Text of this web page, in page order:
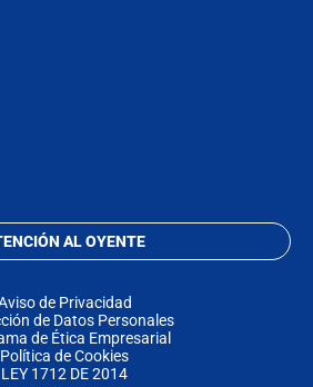
AL OYENTE
de Privacidad
de Datos Personales
de Ética Empresarial
Política de Cookies
LEY 1712 DE 2014